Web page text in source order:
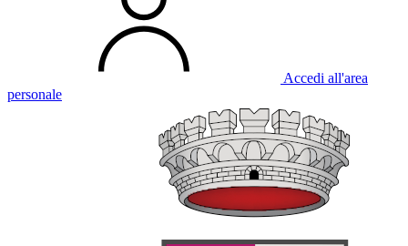
Accedi all'area
personale